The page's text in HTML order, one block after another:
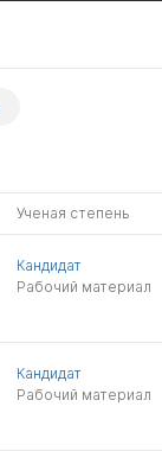
Ученая степень
Кандидат
Рабочий материал
Кандидат
Рабочий материал